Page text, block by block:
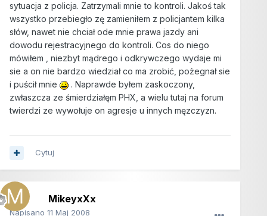
sytuacja z policja. Zatrzymali mnie to kontroli. Jakoś tak
wszystko przebiegło zę zamieniłem z policjantem kilka
słów, nawet nie chciał ode mnie prawa jazdy ani
dowodu rejestracyjnego do kontroli. Cos do niego
mówiłem , niezbyt mądrego i odkrywczego wydaje mi
sie a on nie bardzo wiedział co ma zrobić, pożegnał sie
i puścił mnie
. Naprawde byłem zaskoczony,
zwłaszcza ze śmierdziałęm PHX, a wielu tutaj na forum
twierdzi ze wywołuje on agresje u innych męzczyzn.
Cytuj
MikeyxXx
Napisano 11 Maj 2008